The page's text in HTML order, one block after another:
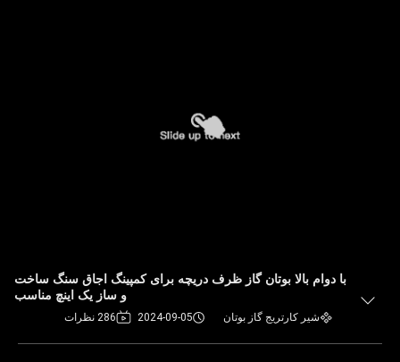
با دوام بالا بوتان گاز ظرف دریچه برای کمپینگ اجاق سنگ ساخت
و ساز یک اینچ مناسب
شیر کارتریج گاز بوتان 2024-09-05 286 نظرات